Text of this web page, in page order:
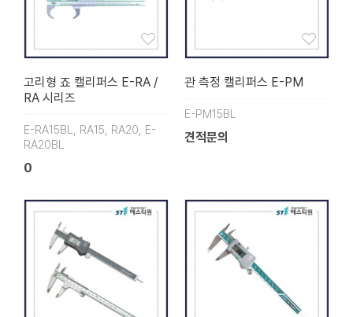
고리형 죠 캘리퍼스 E-RA /
RA 시리즈
E-RA15BL, RA15, RA20, E-
RA20BL
0
관 측정 캘리퍼스 E-PM
E-PM15BL
견적문의